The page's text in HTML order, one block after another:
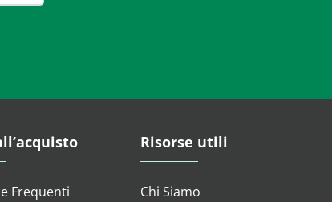
Frequenti
Risorse utili
Chi Siamo